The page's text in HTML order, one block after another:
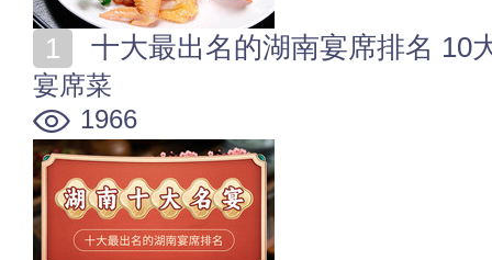
十大最出名的湖南宴席排名 10
宴席菜
1966